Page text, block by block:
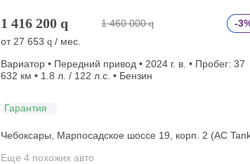
1 416 200 q 1 460 000 q
-
от 27 653 q / мес.
Вариатор • Передний привод • 2024 г. в. • Пробег: 37
632 км • 1.8 л. / 122 л.с. • Бензин
Гарантия
Чебоксары, Марпосадское шоссе 19, корп. 2 (АС
Еще 4 похожих авто